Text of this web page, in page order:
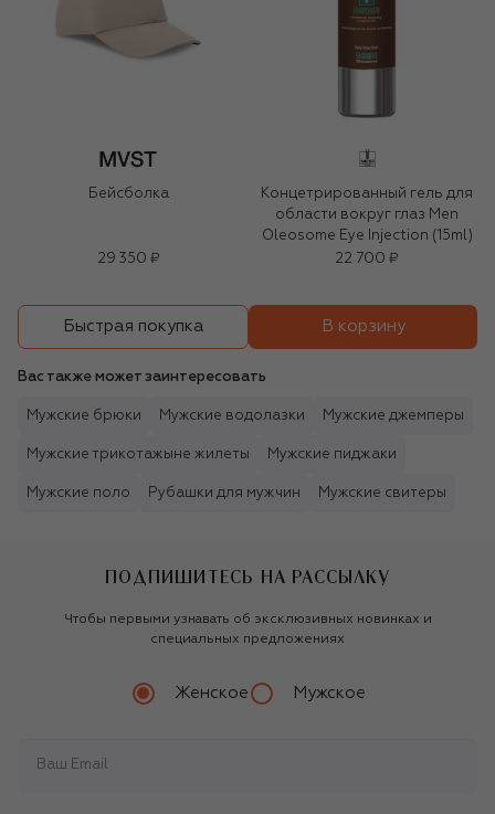
Бейсболка
29 350 ₽
Концетрированный гель для
области вокруг глаз Men
Oleosome Eye Injection (15ml)
22 700 ₽
Быстрая покупка В корзину
Вас также может заинтересовать
Мужские брюки Мужские водолазки Мужские джемперы
Мужские трикотажыне жилеты Мужские пиджаки
Мужские поло Рубашки для мужчин Мужские свитеры
ПОДПИШИТЕСЬ НА РАССЫЛКУ
Чтобы первыми узнавать об эксклюзивных новинках и
специальных предложениях
Женское Мужское